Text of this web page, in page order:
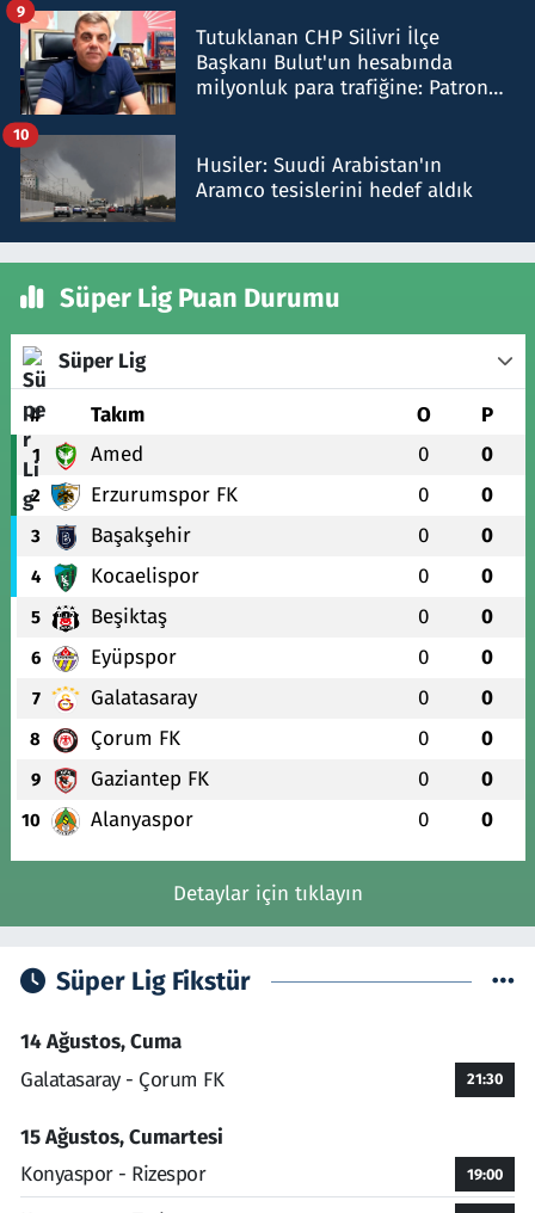
Tutuklanan CHP Silivri İlçe
Başkanı Bulut'un hesabında
milyonluk para trafiğine: Patron
9
Husiler: Suudi Arabistan'ın
Aramco tesislerini hedef aldık
10
Süper Lig Puan Durumu
Süper Lig
# Takım O P
1 Amed 0 0
2 Erzurumspor FK 0 0
3 Başakşehir 0 0
4 Kocaelispor 0 0
5 Beşiktaş 0 0
6 Eyüpspor 0 0
7 Galatasaray 0 0
8 Çorum FK 0 0
9 Gaziantep FK 0 0
10 Alanyaspor 0 0
Detaylar için tıklayın
Süper Lig Fikstür
14 Ağustos, Cuma
Galatasaray - Çorum FK
21:30
15 Ağustos, Cumartesi
Konyaspor - Rizespor
19:00